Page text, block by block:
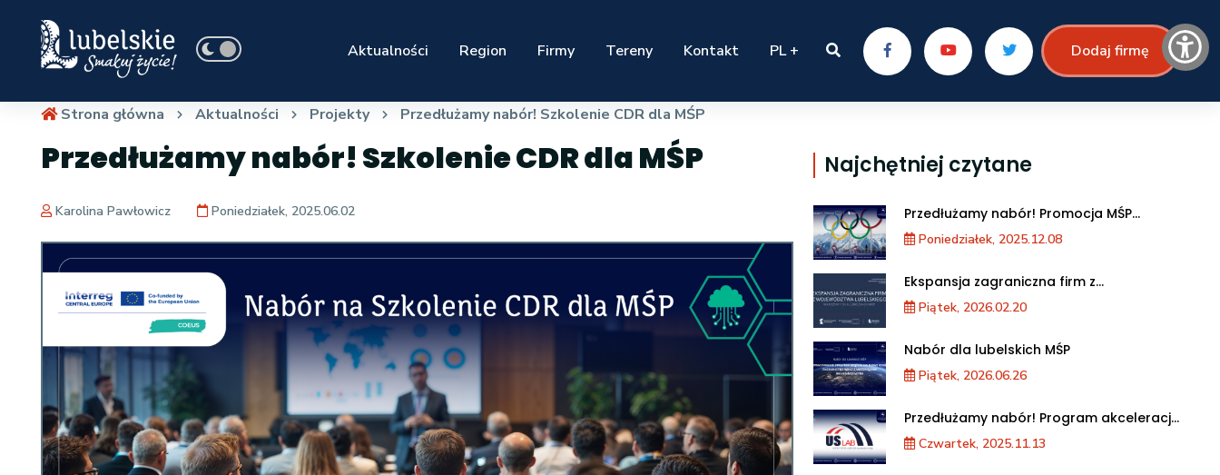
Aktualności Region Firmy Tereny Kontakt PL + Dodaj firmę
Strona główna Aktualności Projekty Przedłużamy nabór! Szkolenie CDR dla MŚP
Przedłużamy nabór! Szkolenie CDR dla MŚP
Karolina Pawłowicz Poniedziałek, 2025.06.02
Najchętniej czytane
Przedłużamy nabór! Promocja MŚP
podczas XXV Zimowych Igrzysk
Olimpijskich we Włoszech
Poniedziałek, 2025.12.08
Ekspansja zagraniczna firm z
województwa lubelskiego. Warsztaty dla
MŚPPiątek, 2026.02.20
Nabór dla lubelskich MŚP
Piątek, 2026.06.26
Przedłużamy nabór! Program akceleracji
przedsiębiorstw
Czwartek, 2025.11.13